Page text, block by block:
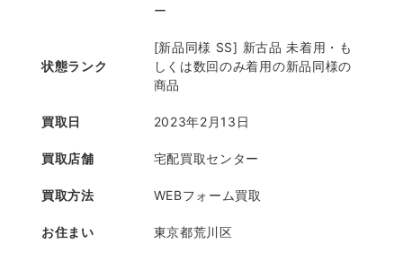
ー
状態ランク
[新品同様 SS] 新古品 未着用・も
しくは数回のみ着用の新品同様の
商品
買取日 2023年2月13日
買取店舗 宅配買取センター
買取方法 WEBフォーム買取
お住まい 東京都荒川区